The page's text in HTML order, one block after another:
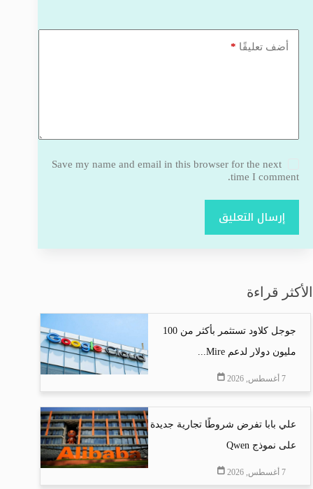
أضف تعليقًا *
Save my name and email in this browser for the next
time I comment.
إرسال التعليق
الأكثر قراءة
جوجل كلاود تستثمر بأكثر من 100
مليون دولار لدعم Mire...
7 أغسطس, 2026
علي بابا تفرض شروطًا تجارية جديدة
على نموذج Qwen
7 أغسطس, 2026